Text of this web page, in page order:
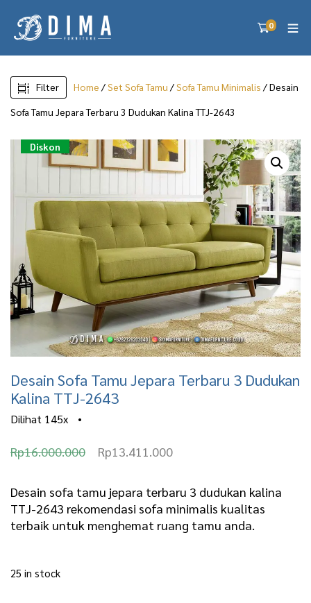
0
Filter Home /Set Sofa Tamu /Sofa Tamu Minimalis / Desain
Sofa Tamu Jepara Terbaru 3 Dudukan Kalina TTJ-2643
Diskon
Desain Sofa Tamu Jepara Terbaru 3 Dudukan
Kalina TTJ-2643
Dilihat 145x •
Rp16.000.000
O
i
g
i
Rp13.411.000C
r
r
e
Desain sofa tamu jepara terbaru 3 dudukan kalina
TTJ-2643 rekomendasi sofa minimalis kualitas
terbaik untuk menghemat ruang tamu anda.
25 in stock